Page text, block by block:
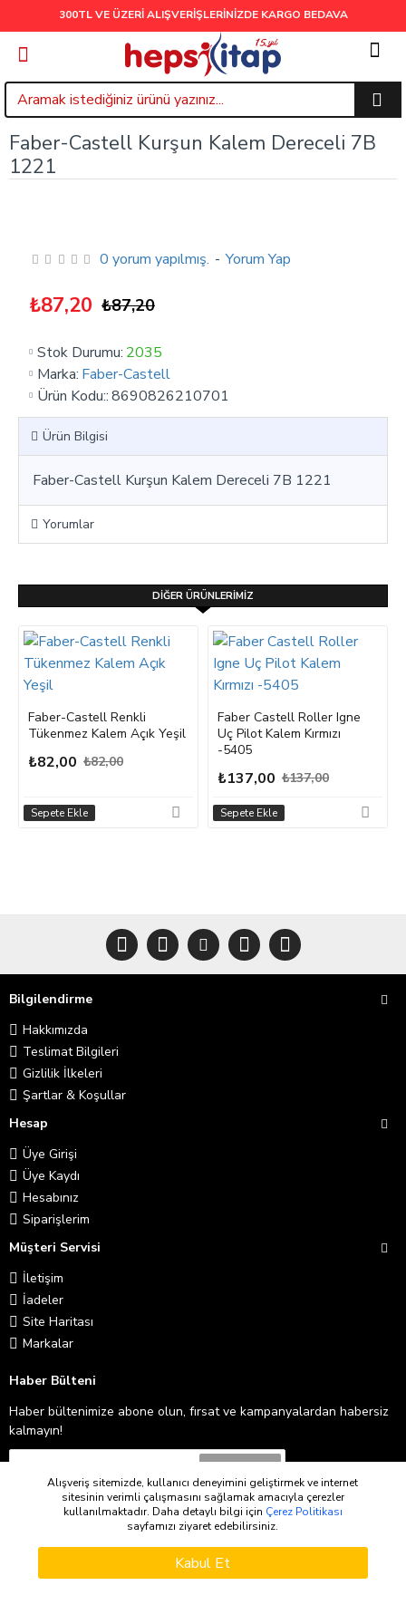
300TL VE ÜZERİ ALIŞVERİŞLERİNİZDE KARGO BEDAVA
Faber-Castell Kurşun Kalem Dereceli 7B
1221
Stok Durumu: 2035
Marka: Faber-Castell
Ürün Kodu::8690826210701
0 yorum yapılmış. - Yorum Yap
₺87,20 ₺87,20
Sepete Ekle
Ürün Bilgisi
Faber-Castell Kurşun Kalem Dereceli 7B 1221
Yorumlar
DIĞER ÜRÜNLERIMIZ
Faber-Castell Renkli
Tükenmez Kalem Açık Yeşil
₺82,00 ₺82,00
Sepete Ekle
Faber Castell Roller Igne
Uç Pilot Kalem Kırmızı
-5405
₺137,00 ₺137,00
Sepete Ekle
Bilgilendirme
Hakkımızda
Teslimat Bilgileri
Gizlilik İlkeleri
Şartlar & Koşullar
Hesap
Üye Girişi
Üye Kaydı
Hesabınız
Siparişlerim
Müşteri Servisi
İletişim
İadeler
Site Haritası
Markalar
Haber Bülteni
Haber bültenimize abone olun, fırsat ve kampanyalardan habersiz
kalmayın!
Abone Ol
Gizlilik İlkeleri 'ni okudum ve kabul ediyorum.
Copyright © 2026
Alışveriş sitemizde, kullanıcı deneyimini geliştirmek ve internet
sitesinin verimli çalışmasını sağlamak amacıyla çerezler
kullanılmaktadır. Daha detaylı bilgi için Çerez Politikası
sayfamızı ziyaret edebilirsiniz.
Kabul Et